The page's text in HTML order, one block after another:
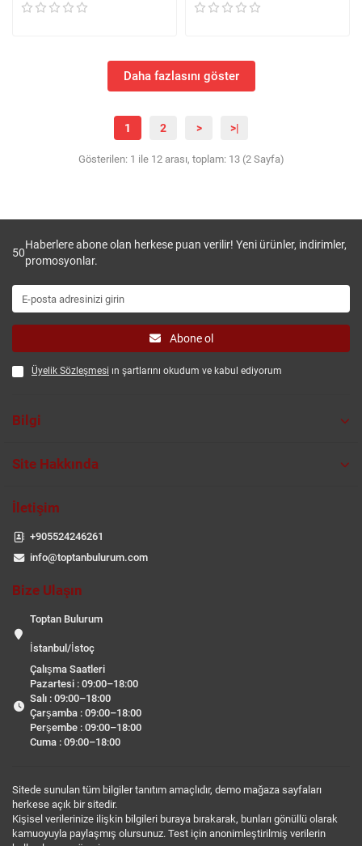
Daha fazlasını göster
1 2 > >|
Gösterilen: 1 ile 12 arası, toplam: 13 (2 Sayfa)
50
Haberlere abone olan herkese puan verilir! Yeni ürünler, indirimler,
promosyonlar.
Abone ol
Üyelik Sözleşmesi ın şartlarını okudum ve kabul ediyorum
Bilgi
Site Hakkında
İletişim
+905524246261
info@toptanbulurum.com
Bize Ulaşın
Toptan Bulurum
İstanbul/İstoç
Çalışma Saatleri
Pazartesi : 09:00–18:00
Salı : 09:00–18:00
Çarşamba : 09:00–18:00
Perşembe : 09:00–18:00
Cuma : 09:00–18:00
Sitede sunulan tüm bilgiler tanıtım amaçlıdır, demo mağaza sayfaları
herkese açık bir sitedir.
Kişisel verilerinize ilişkin bilgileri buraya bırakarak, bunları gönüllü olarak
kamuoyuyla paylaşmış olursunuz. Test için anonimleştirilmiş verilerin